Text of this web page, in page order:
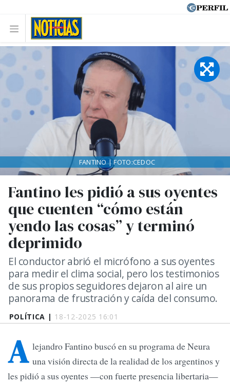
POLÍTICA | 18-12-2025 16:01
Fantino les pidió a sus oyentes
que cuenten “cómo están
yendo las cosas” y terminó
deprimido
El conductor abrió el micrófono a sus oyentes
para medir el clima social, pero los testimonios
de sus propios seguidores dejaron al aire un
panorama de frustración y caída del consumo.
FANTINO | FOTO:CEDOC
A lejandro Fantino buscó en su programa de Neura
una visión directa de la realidad de los argentinos y
les pidió a sus oyentes —con fuerte presencia libertaria—